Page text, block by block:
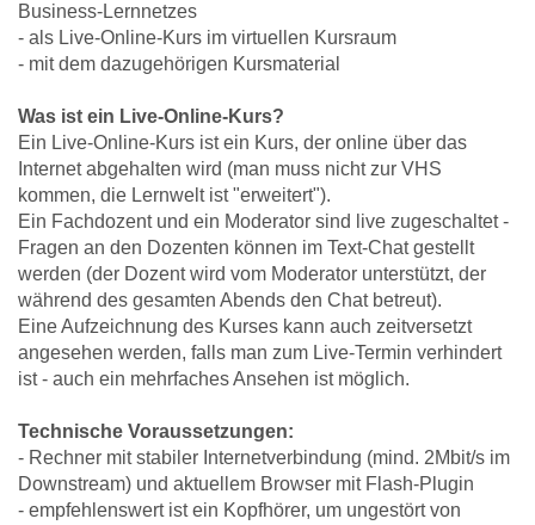
Business-Lernnetzes
- als Live-Online-Kurs im virtuellen Kursraum
- mit dem dazugehörigen Kursmaterial
Was ist ein Live-Online-Kurs?
Ein Live-Online-Kurs ist ein Kurs, der online über das
Internet abgehalten wird (man muss nicht zur VHS
kommen, die Lernwelt ist "erweitert").
Ein Fachdozent und ein Moderator sind live zugeschaltet -
Fragen an den Dozenten können im Text-Chat gestellt
werden (der Dozent wird vom Moderator unterstützt, der
während des gesamten Abends den Chat betreut).
Eine Aufzeichnung des Kurses kann auch zeitversetzt
angesehen werden, falls man zum Live-Termin verhindert
ist - auch ein mehrfaches Ansehen ist möglich.
Technische Voraussetzungen:
- Rechner mit stabiler Internetverbindung (mind. 2Mbit/s im
Downstream) und aktuellem Browser mit Flash-Plugin
- empfehlenswert ist ein Kopfhörer, um ungestört von